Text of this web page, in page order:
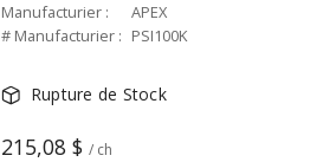
Manufacturier :
APEX
# Manufacturier : PSI100K
Rupture de Stock
215,08 $ / ch